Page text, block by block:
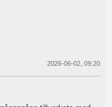
2026-06-02, 09:20